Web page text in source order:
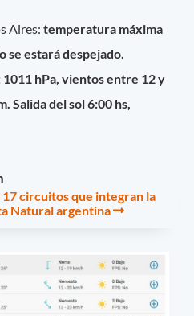
Aires:temperatura máxima
se estará despejado.
1011 hPa, vientos entre 12 y
Salida del sol 6:00 hs,
17 circuitos que integran la
Natural argentina